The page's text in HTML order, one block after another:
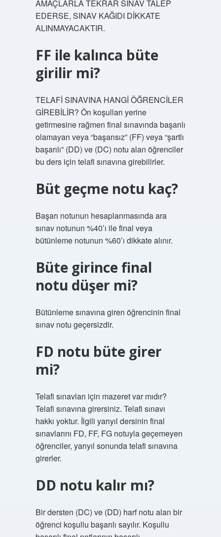
AMAÇLARLA TEKRAR SINAV TALEP
EDERSE, SINAV KAĞIDI DİKKATE
ALINMAYACAKTIR.
FF ile kalınca büte
girilir mi?
TELAFİ SINAVINA HANGİ ÖĞRENCİLER
GİREBİLİR? Ön koşulları yerine
getirmesine rağmen final sınavında başarılı
olamayan veya “başarısız” (FF) veya “şartlı
başarılı” (DD) ve (DC) notu alan öğrenciler
bu ders için telafi sınavına girebilirler.
Büt geçme notu kaç?
Başarı notunun hesaplanmasında ara
sınav notunun %40’ı ile final veya
bütünleme notunun %60’ı dikkate alınır.
Büte girince final
notu düşer mi?
Bütünleme sınavına giren öğrencinin final
sınav notu geçersizdir.
FD notu büte girer
mi?
Telafi sınavları için mazeret var mıdır?
Telafi sınavına girersiniz. Telafi sınavı
hakkı yoktur. İlgili yarıyıl dersinin final
sınavlarını FD, FF, FG notuyla geçemeyen
öğrenciler, yarıyıl sonunda telafi sınavına
girerler.
DD notu kalır mı?
Bir dersten (DC) ve (DD) harf notu alan bir
öğrenci koşullu başarılı sayılır. Koşullu